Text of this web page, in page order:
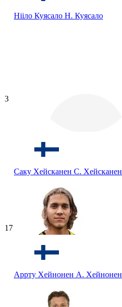
Нііло Куясало Н. Куясало
3
Саку Хейсканен С. Хейсканен
17
Аррту Хейнонен А. Хейнонен